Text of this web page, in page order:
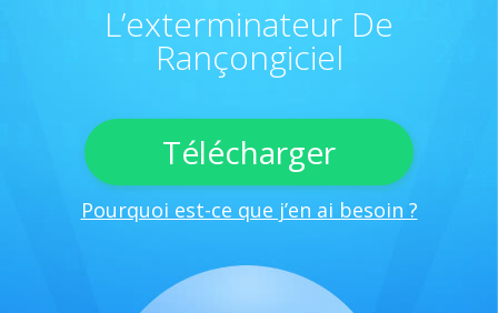
L’exterminateur De
Rançongiciel
Télécharger
Pourquoi est-ce que j’en ai besoin ?